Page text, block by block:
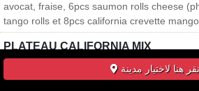
avocat, fraise, 6pcs saumon rolls cheese
tango rolls et 8pcs california crevette
PLATEAU CALIFORNIA MIX
32 pièces - 8pcs thon avocat, 8pcs thon
mangue masago et 8pcs saumon
هنا لاختيار مدينة